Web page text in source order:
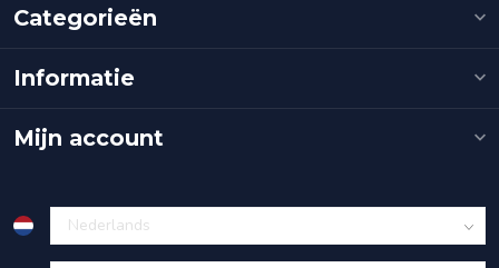
Categorieën
Informatie
Mijn account